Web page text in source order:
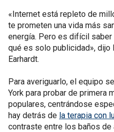
«Internet está repleto de
te prometen una vida más
energía. Pero es difícil
qué es solo publicidad», dijo
Earhardt.
Para averiguarlo, el equipo
York para probar de primera
populares, centrándose
hay detrás de la terapia con
contraste entre los baños de